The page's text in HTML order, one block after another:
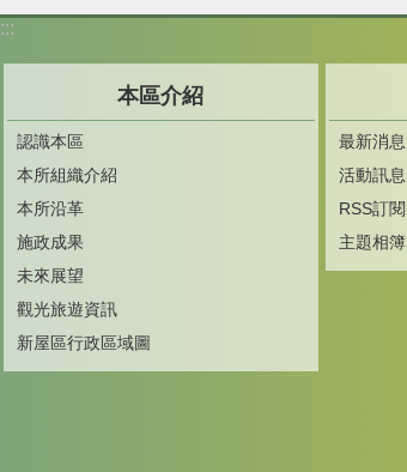
:::
本區介紹
認識本區
本所組織介紹
本所沿革
施政成果
未來展望
觀光旅遊資訊
新屋區行政區域圖
最新消息
活動訊息
RSS訂閱
主題相簿